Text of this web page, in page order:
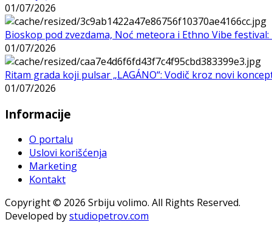
01/07/2026
Bioskop pod zvezdama, Noć meteora i Ethno Vibe
01/07/2026
Ritam grada koji pulsar „LAGÁNO“: Vodič kroz novi
01/07/2026
Informacije
O portalu
Uslovi korišćenja
Marketing
Kontakt
Copyright © 2026 Srbiju volimo. All Rights Reserved.
Developed bystudiopetrov.com